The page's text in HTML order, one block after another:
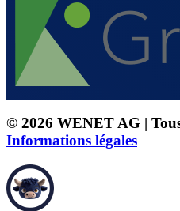
© 2026 WENET AG |
Informations légales